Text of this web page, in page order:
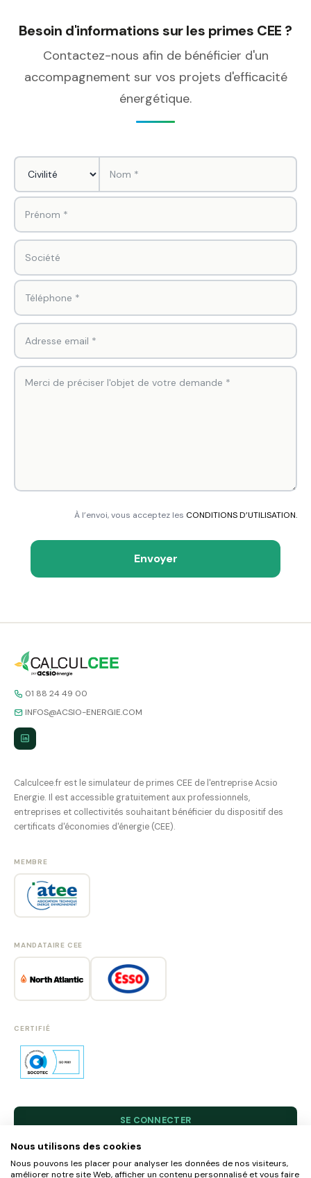
Besoin d'informations sur les primes CEE ?
Contactez-nous afin de bénéficier d'un
accompagnement sur vos projets d'efficacité
énergétique.
À l’envoi, vous acceptez les CONDITIONS D’UTILISATION.
Envoyer
01 88 24 49 00
INFOS@ACSIO-ENERGIE.COM
Calculcee.fr est le simulateur de primes CEE de l'entreprise Acsio
Energie. Il est accessible gratuitement aux professionnels,
entreprises et collectivités souhaitant bénéficier du dispositif des
certificats d'économies d'énergie (CEE).
MEMBRE
MANDATAIRE CEE
CERTIFIÉ
SE CONNECTER
S'INSCRIRE
MENTIONS LÉGALES
Nous utilisons des cookies
Nous pouvons les placer pour analyser les données de nos visiteurs,
améliorer notre site Web, afficher un contenu personnalisé et vous faire